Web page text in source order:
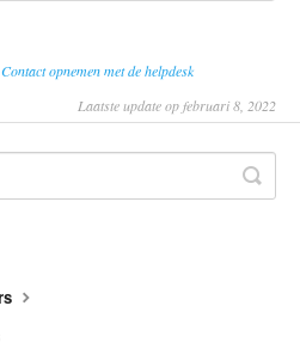
Contact opnemen met de helpdesk
Laatste update op februari 8, 2022